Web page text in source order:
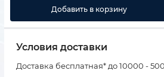
Добавить в корзину
Условия доставки
Доставка бесплатная* до 10000 -